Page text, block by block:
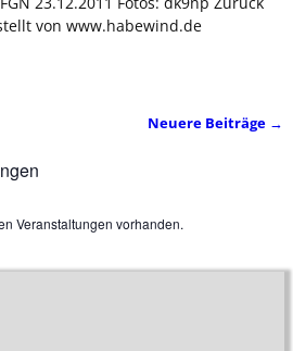
von www.habewind.de
Neuere Beiträge →
Veranstaltungen vorhanden.